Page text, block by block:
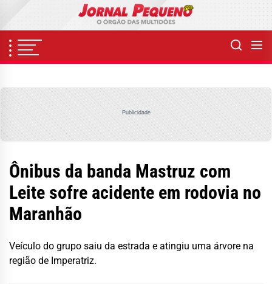
content
Publicidade
Ônibus da banda Mastruz com
Leite sofre acidente em rodovia no
Maranhão
Veículo do grupo saiu da estrada e atingiu uma árvore na
região de Imperatriz.